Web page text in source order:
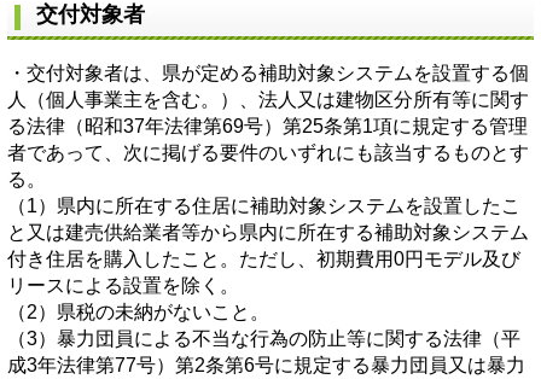
交付対象者
・交付対象者は、県が定める補助対象システムを設置する個
人（個人事業主を含む。）、法人又は建物区分所有等に関す
る法律（昭和37年法律第69号）第25条第1項に規定する管理
者であって、次に掲げる要件のいずれにも該当するものとす
る。
（1）県内に所在する住居に補助対象システムを設置したこ
と又は建売供給業者等から県内に所在する補助対象システム
付き住居を購入したこと。ただし、初期費用0円モデル及び
リースによる設置を除く。
（2）県税の未納がないこと。
（3）暴力団員による不当な行為の防止等に関する法律（平
成3年法律第77号）第2条第6号に規定する暴力団員又は暴力